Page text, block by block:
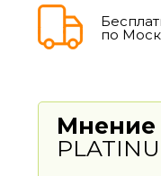
по
Мнение